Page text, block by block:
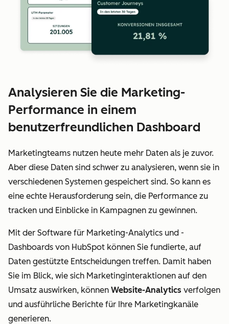
Analysieren Sie die Marketing-
Performance in einem
benutzerfreundlichen Dashboard
Marketingteams nutzen heute mehr Daten als je zuvor.
Aber diese Daten sind schwer zu analysieren, wenn sie in
verschiedenen Systemen gespeichert sind. So kann es
eine echte Herausforderung sein, die Performance zu
tracken und Einblicke in Kampagnen zu gewinnen.
Mit der Software für Marketing-Analytics und -
Dashboards von HubSpot können Sie fundierte, auf
Daten gestützte Entscheidungen treffen. Damit haben
Sie im Blick, wie sich Marketinginteraktionen auf den
Umsatz auswirken, können Website-Analytics verfolgen
und ausführliche Berichte für Ihre Marketingkanäle
generieren.